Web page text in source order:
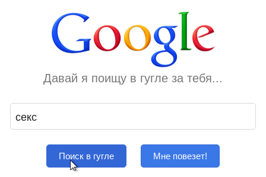
Давай я поищу в гугле за тебя...
Поиск в гугле Мне повезет!